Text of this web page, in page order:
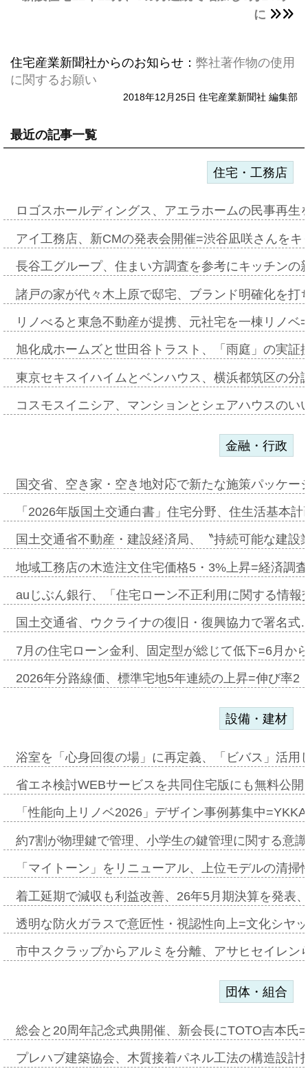
に
住宅産業新聞社からのお知らせ： 弊社著作物の使用
に関するお願い
2018年12月25日 住宅産業新聞社 編集部
最近の記事一覧
住宅・工務店
ロゴスホールディングス、アエラホームの民事再
アイ工務店、新CMの発表会開催=渋谷凪咲さんを
長谷工グループ、住まい方調査を参考にキッチン
諸戸の家が代々木上原で邸宅、ブランド明確化を
リノべると東急不動産が提携、元社宅を一棟リノ
旭化成ホームズと世田谷トラスト、「雨庭」の実
東京セキスイハイムとベンハウス、横浜都筑区の
コスモスイニシア、マンションとシェアハウスの
金融・行政
国交省、空き家・空き地対応で新たな施策パッケ
「2026年版国土交通白書」住宅分野、住生活基本
国土交通省不動産・建設経済局、〝持続可能な建
地域工務店の木造注文住宅価格5・3%上昇=経済調
auじぶん銀行、「住宅ローン不正利用に関する情
国土交通省、ウクライナの復旧・復興協力で署名
7月の住宅ローン金利、固定型が総じて低下=6月か
2026年分路線価、標準宅地5年連続の上昇=伸び率
設備・建材
浴室を「心身回復の場」に再定義、「ビバス」活
省エネ検討WEBサービスを共同住宅版にも無料公
「性能向上リノベ2026」デザイン事例募集中
約7割が物理鍵で管理、小学生の鍵管理に関する意
「マイトーン」をリニューアル、上位モデルの清
着工延期で減収も利益改善、26年5月期決算を発表
透明な防火ガラスで意匠性・視認性向上=文化シヤ
市中スクラップからアルミを分離、アサヒセイレ
団体・組合
総会と20周年記念式典開催、新会長にTOTO吉本氏
プレハブ建築協会、木質接着パネル工法の構造設